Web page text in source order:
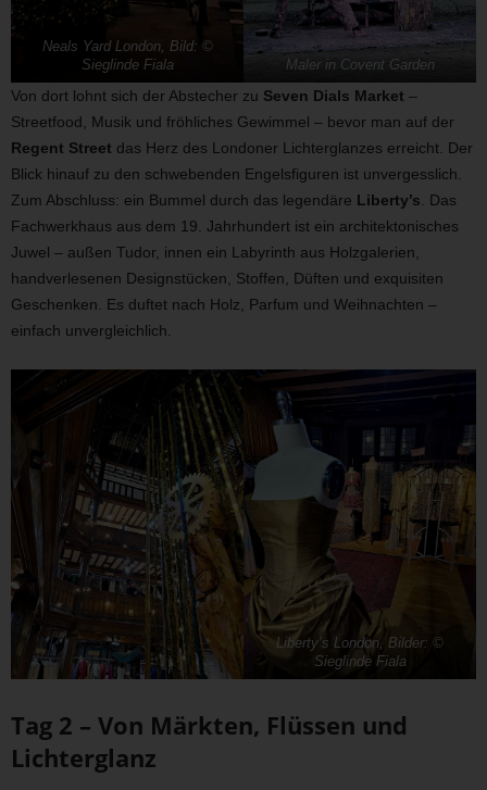
Neals Yard London, Bild: ©
Sieglinde Fiala
Maler in Covent Garden
Von dort lohnt sich der Abstecher zu Seven Dials Market –
Streetfood, Musik und fröhliches Gewimmel – bevor man auf der
Regent Street das Herz des Londoner Lichterglanzes erreicht. Der
Blick hinauf zu den schwebenden Engelsfiguren ist unvergesslich.
Zum Abschluss: ein Bummel durch das legendäre Liberty’s . Das
Fachwerkhaus aus dem 19. Jahrhundert ist ein architektonisches
Juwel – außen Tudor, innen ein Labyrinth aus Holzgalerien,
handverlesenen Designstücken, Stoffen, Düften und exquisiten
Geschenken. Es duftet nach Holz, Parfum und Weihnachten –
einfach unvergleichlich.
Liberty’s London, Bilder: ©
Sieglinde Fiala
Tag 2 – Von Märkten, Flüssen und
Lichterglanz